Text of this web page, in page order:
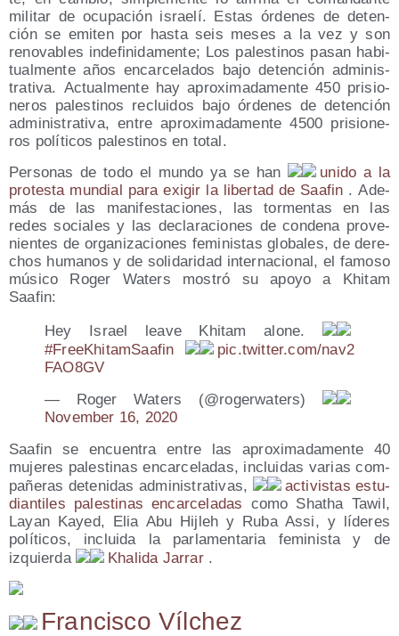
mili­tar de ocu­pa­ción israe­lí. Estas órde­nes de deten­
ción se emi­ten por has­ta seis meses a la vez y son
reno­va­bles inde­fi­ni­da­men­te; Los pales­ti­nos pasan habi­
tual­men­te años encar­ce­la­dos bajo deten­ción admi­nis­
tra­ti­va. Actual­men­te hay apro­xi­ma­da­men­te 450 pri­sio­
ne­ros pales­ti­nos reclui­dos bajo órde­nes de deten­ción
admi­nis­tra­ti­va, entre apro­xi­ma­da­men­te 4500 pri­sio­ne­
ros polí­ti­cos pales­ti­nos en total.
Per­so­nas de todo el mun­do ya se han
uni­do a la
pro­tes­ta mun­dial para exi­gir la liber­tad de Saa­fin . Ade­
más de las mani­fes­ta­cio­nes, las tor­men­tas en las
redes socia­les y las decla­ra­cio­nes de con­de­na pro­ve­
nien­tes de orga­ni­za­cio­nes femi­nis­tas glo­ba­les, de dere­
chos huma­nos y de soli­da­ri­dad inter­na­cio­nal, el famo­so
músi­co Roger Waters mos­tró su apo­yo a Khi­tam
Saafin:
Hey Israel lea­ve Khi­tam alo­ne.
#FreeKhi­tam­Saa­fin
pic​.twit​ter​.com/​n​a​v​2​
F​A​O​8GV
— Roger Waters (@rogerwaters)
Novem­ber 16, 2020
Saa­fin se encuen­tra entre las apro­xi­ma­da­men­te 40
muje­res pales­ti­nas encar­ce­la­das, inclui­das varias com­
pa­ñe­ras dete­ni­das admi­nis­tra­ti­vas,
acti­vis­tas estu­
dian­ti­les pales­ti­nas encar­ce­la­das como Shatha Tawil,
Layan Kayed, Elia Abu Hij­leh y Ruba Assi, y líde­res
polí­ti­cos, inclui­da la par­la­men­ta­ria femi­nis­ta y de
izquier­da
Kha­li­da Jarrar.
Francisco Vílchez